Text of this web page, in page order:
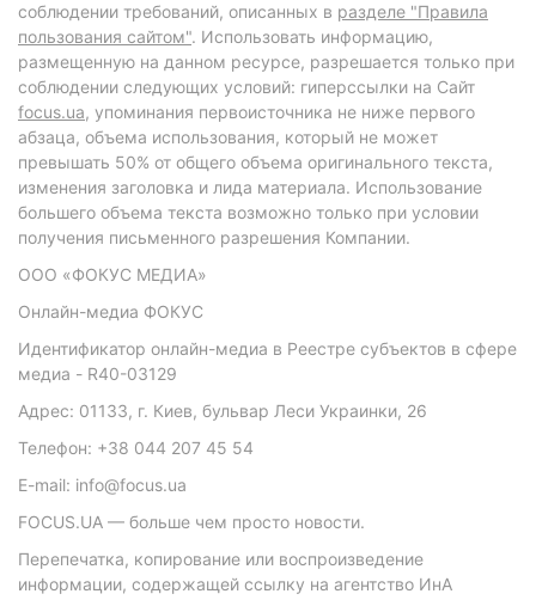
соблюдении требований, описанных в разделе "Правила
пользования сайтом". Использовать информацию,
размещенную на данном ресурсе, разрешается только при
соблюдении следующих условий: гиперссылки на Сайт
focus.ua, упоминания первоисточника не ниже первого
абзаца, объема использования, который не может
превышать 50% от общего объема оригинального текста,
изменения заголовка и лида материала. Использование
большего объема текста возможно только при условии
получения письменного разрешения Компании.
ООО «ФОКУС МЕДИА»
Онлайн-медиа ФОКУС
Идентификатор онлайн-медиа в Реестре субъектов в сфере
медиа - R40-03129
Адрес: 01133, г. Киев, бульвар Леси Украинки, 26
Телефон: +38 044 207 45 54
E-mail: info@focus.ua
FOCUS.UA — больше чем просто новости.
Перепечатка, копирование или воспроизведение
информации, содержащей ссылку на агентство ИнА